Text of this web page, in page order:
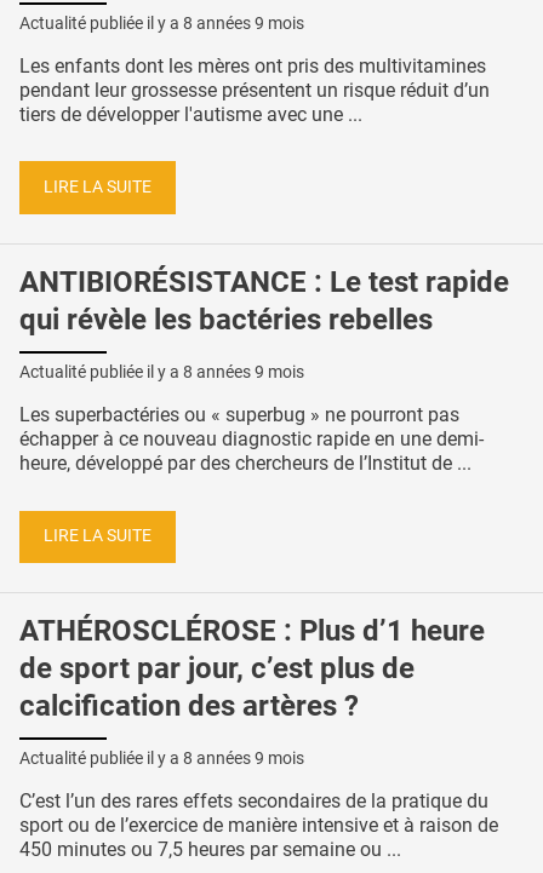
Actualité publiée il y a 8 années 9 mois
Les enfants dont les mères ont pris des multivitamines
pendant leur grossesse présentent un risque réduit d’un
tiers de développer l'autisme avec une ...
LIRE LA SUITE
ANTIBIORÉSISTANCE : Le test rapide
qui révèle les bactéries rebelles
Actualité publiée il y a 8 années 9 mois
Les superbactéries ou « superbug » ne pourront pas
échapper à ce nouveau diagnostic rapide en une demi-
heure, développé par des chercheurs de l’Institut de ...
LIRE LA SUITE
ATHÉROSCLÉROSE : Plus d’1 heure
de sport par jour, c’est plus de
calcification des artères ?
Actualité publiée il y a 8 années 9 mois
C’est l’un des rares effets secondaires de la pratique du
sport ou de l’exercice de manière intensive et à raison de
450 minutes ou 7,5 heures par semaine ou ...